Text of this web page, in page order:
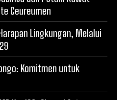
Ceureumen
Lingkungan, Melalui
Komitmen untuk